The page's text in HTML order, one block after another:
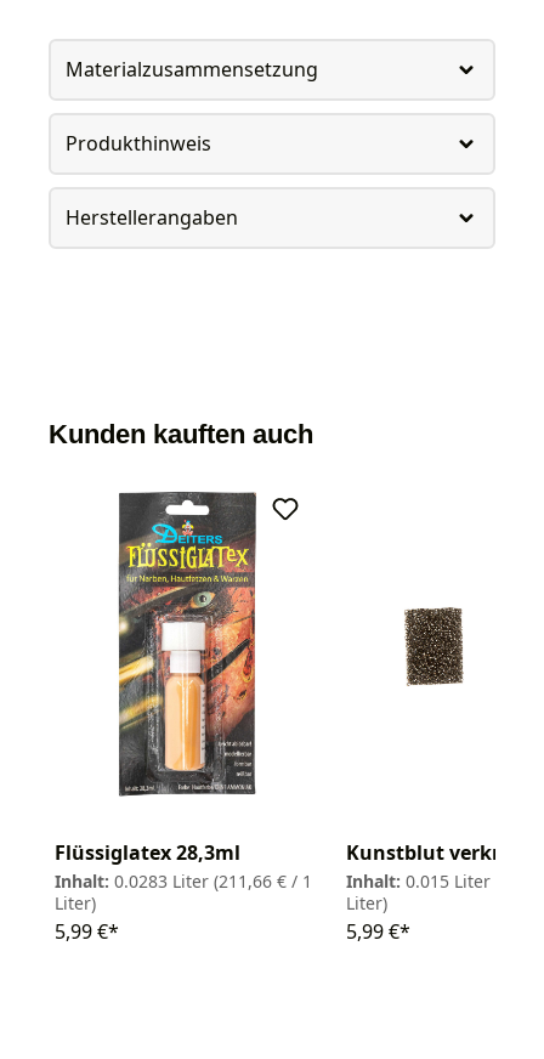
Materialzusammensetzung
Produkthinweis
Herstellerangaben
Kunden kauften auch
Flüssiglatex 28,3ml
Inhalt: 0.0283 Liter (211,66 € / 1
Liter)
5,99 €*
Kunstblut
Inhalt: 0.015 Liter
Liter)
5,99 €*